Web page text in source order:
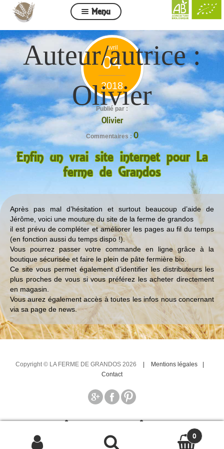
Menu
Nos pâtes, Nos huiles
Commande
Mon compte
Contact
Liste des distributeurs
Auteur/autrice :
Olivier
avril
04
2018
Publié par :
Olivier
Commentaires :0
Enfin un vrai site internet pour La
ferme de Grandos
Après pas mal d’hésitation et surtout beaucoup d’aide de
Jérôme, voici une mouture du site de la ferme de grandos
il est prévu de compléter et améliorer les pages au fil du temps
(en fonction aussi du temps dispo !).
Vous pourrez passer votre commande en ligne grâce à la
boutique sécurisée et faire le plein de pâte fermière bio.
Ce site vous permet également d’identifier les distributeurs les
plus proches de vous si vous préférez les acheter directement
en magasin.
Vous aurez également accès à toutes les infos nous concernant
via sa page de news.
Copyright © LA FERME DE GRANDOS 2026
Mentions légales
Contact
0